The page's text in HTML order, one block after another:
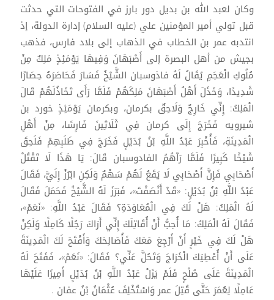
وكان لعبد الله بن بديل دور بارز في الفتوحات التي حدثت
قبل تولي أمير المؤمنين علي (عليه السلام) إدارة الدولة، إذ
انتدبه عمر بن الخطاب في الذهاب إلى بلاد فارس، فذهب
بجيش من أهل البصرة إلى أَصْبَهَانَ وَفِيهَا يَوْمَئِذٍ مَلِكٌ مِنْ
مُلُوكِ الْعَجَمِ يُقَالُ لَهُ فاذوسبان الشَّيْخُ فَسَارَ فَحَاصَرَهُ حِصَارًا
شَدِيدًا، وَخَذَلَ أَهْلُ أَصْبَهَانَ مَلِكَهُمْ فَلَمَّا رَأَى تَخَاذُلَهُمْ قَالَ
الْمَلِكُ: إِنِّي خَارِجٌ وَلَاحِقٌ بكرمان، وبكرمان يَوْمَئِذٍ خورد بن
شيرويه فَخَرَجَ إِلَى كرمان فِي ثَلَاثِينَ فَارِسًا، مِنْ أَهْلِ
الْمَدِينَةِ، فَأُخْبِرَ عَبْدُ اللَّهِ بْنُ بُدَيْلٍ فَخَرَجَ فِي طَلَبِهِمْ فَلَحِقَ
شَيْخًا كَبِيرًا فَلَمَّا رَآهُمُ الفادوسبان قَالَ: يَا هَذَا لَا تَقْتُلْ
أَصْحَابِي فَإِنَّ أَصْحَابِي لَا يَقَعُ لَهُمْ سَهْمٌ وَلَكِنِ ابْرُزْ إِلَيَّ، فَقَالَ
عَبْدُ اللَّهِ بْنُ بُدَيْلٍ: «قَدْ أَنْصَفْتَ»، فَبَرَزَ لَهُ الشَّيْخُ فَحَمَلَ فَقَالَ
لَهُ الْمَلِكُ: هَلْ لَكَ فِي الْمُعَاوَدَةِ؟ فَقَالَ عَبْدُ اللَّهِ: «نَعَمْ»،
فَقَالَ لَهُ الْمَلِكُ: مَا أُحِبُّ أَنْ أُقَاتِلَكَ إِنِّي أَرَاكَ رَجُلًا كَامِلًا وَلَكِنْ
هَلْ لَكَ فِي خَيْرٍ أَنْ أَرْجِعَ مَعَكَ فَأُصَالِحَكَ وَأَفْتَحَ لَكَ الْمَدِينَةَ
عَلَى أَنْ أُعْطِيَكَ الْخَرَاجَ وَتَحُلَّ عَنِّي؟ فَقَالَ: «نَعَمْ»، فَفَتَحَ لَهُ
الْمَدِينَةَ عَلَى صُلْحٍ فَلَمْ يَزَلْ عَبْدُ اللَّهِ بْنُ بُدَيْلٍ أَمِيرًا عَلَيْهَا
عَامِلًا لِعُمَرَ حَتَّى قُتِلَ عمر وَاسْتُخْلِفَ عُثْمَانُ بْنُ عفان .